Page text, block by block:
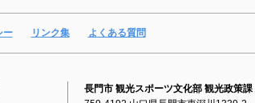
ー リンク集 よくある質問
長門市 観光スポーツ文化部 観光政策課